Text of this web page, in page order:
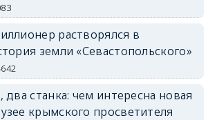
растворялся в
земли «Севастопольского»
два станка: чем интересна новая
крымского просветителя